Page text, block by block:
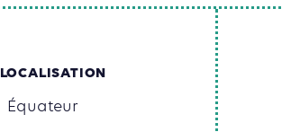
LOCALISATION
Équateur